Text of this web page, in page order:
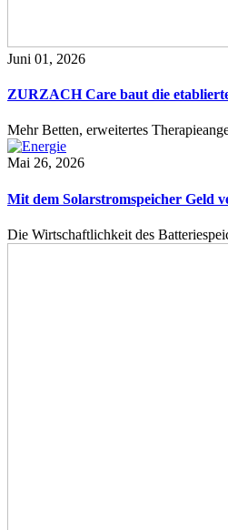
Juni 01, 2026
ZURZACH Care baut die
Mehr Betten, erweitertes
Mai 26, 2026
Mit dem Solarstromspeicher Geld
Die Wirtschaftlichkeit des